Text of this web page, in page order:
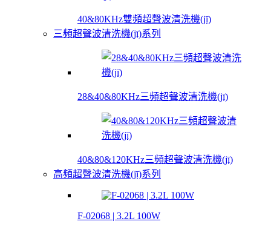
40&80KHz雙頻超聲波清洗機(jī)
三頻超聲波清洗機(jī)系列
28&40&80KHz三頻超聲波清洗機(jī)
40&80&120KHz三頻超聲波清洗機(jī)
高頻超聲波清洗機(jī)系列
F-02068 | 3.2L 100W